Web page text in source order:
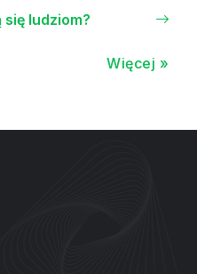
ludziom?
Więcej »